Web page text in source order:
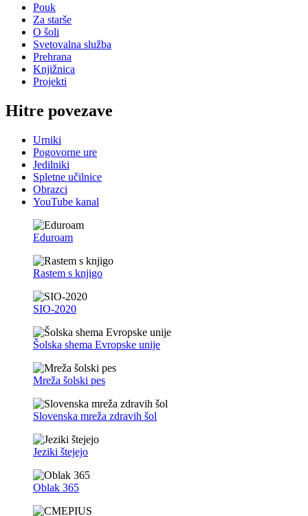
Pouk
Za starše
O šoli
Svetovalna služba
Prehrana
Knjižnica
Projekti
Hitre povezave
Urniki
Pogovorne ure
Jedilniki
Spletne učilnice
Obrazci
YouTube kanal
Eduroam
Rastem s knjigo
SIO-2020
Šolska shema Evropske unije
Mreža šolski pes
Slovenska mreža zdravih šol
Jeziki štejejo
Oblak 365